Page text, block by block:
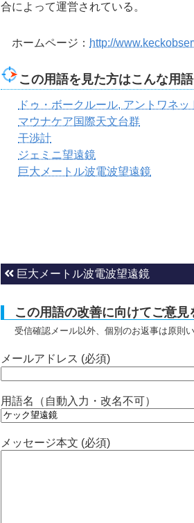
合によって運営されている。
ホームページ： http://
この用語を見た方はこんな用
ドゥ・ボークルール, アントワネッ
マウナケア国際天文台群
干渉計
ジェミニ望遠鏡
巨大メートル波電波望遠鏡
巨大メートル波電波望遠鏡
この用語の改善に向けてご意見
受信確認メール以外、個別のお返事は原則
メールアドレス (必須)
用語名（自動入力・改名不可）
メッセージ本文 (必須)